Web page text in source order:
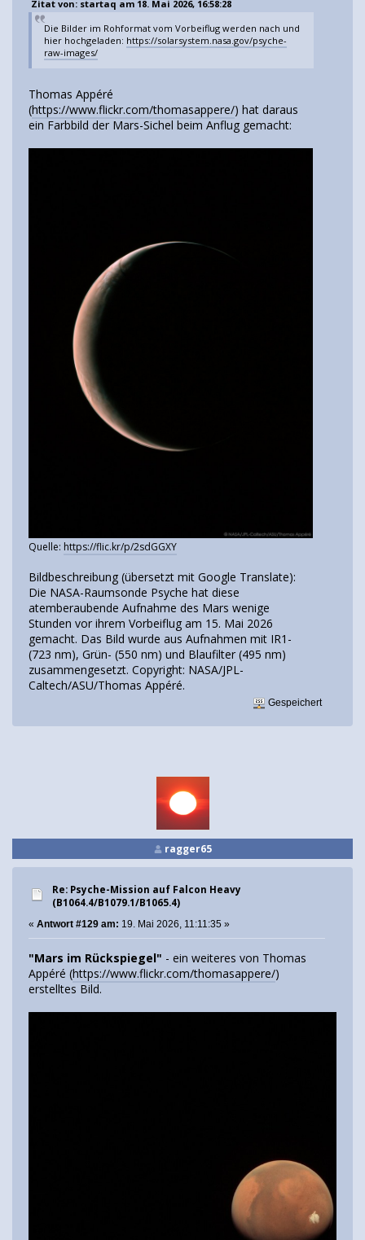
Zitat von: startaq am 18. Mai 2026, 16:58:28
Die Bilder im Rohformat vom Vorbeiflug werden nach und
hier hochgeladen: https://solarsystem.nasa.gov/psyche-
raw-images/
Thomas Appéré
(https://www.flickr.com/thomasappere/) hat daraus
ein Farbbild der Mars-Sichel beim Anflug gemacht:
Quelle: https://flic.kr/p/2sdGGXY
Bildbeschreibung (übersetzt mit Google Translate):
Die NASA-Raumsonde Psyche hat diese
atemberaubende Aufnahme des Mars wenige
Stunden vor ihrem Vorbeiflug am 15. Mai 2026
gemacht. Das Bild wurde aus Aufnahmen mit IR1-
(723 nm), Grün- (550 nm) und Blaufilter (495 nm)
zusammengesetzt. Copyright: NASA/JPL-
Caltech/ASU/Thomas Appéré.
Gespeichert
ragger65
Re: Psyche-Mission auf Falcon Heavy
(B1064.4/B1079.1/B1065.4)
« Antwort #129 am: 19. Mai 2026, 11:11:35 »
"Mars im Rückspiegel" - ein weiteres von Thomas
Appéré (https://www.flickr.com/thomasappere/)
erstelltes Bild.